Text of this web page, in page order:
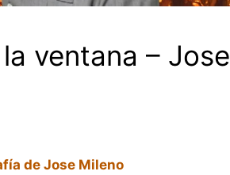
ventana – Jose
de Jose Mileno